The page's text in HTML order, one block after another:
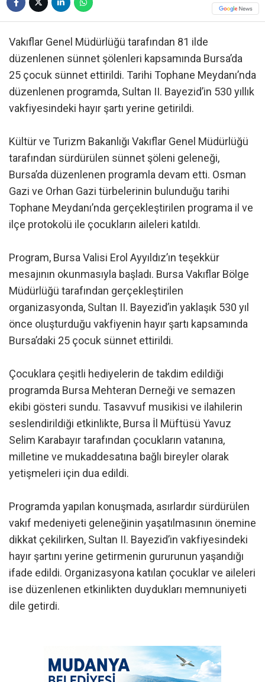
Vakıflar Genel Müdürlüğü tarafından 81 ilde
düzenlenen sünnet şölenleri kapsamında Bursa’da
25 çocuk sünnet ettirildi. Tarihi Tophane Meydanı’nda
düzenlenen programda, Sultan II. Bayezid’in 530 yıllık
vakfiyesindeki hayır şartı yerine getirildi.
Kültür ve Turizm Bakanlığı Vakıflar Genel Müdürlüğü
tarafından sürdürülen sünnet şöleni geleneği,
Bursa’da düzenlenen programla devam etti. Osman
Gazi ve Orhan Gazi türbelerinin bulunduğu tarihi
Tophane Meydanı’nda gerçekleştirilen programa il ve
ilçe protokolü ile çocukların aileleri katıldı.
Program, Bursa Valisi Erol Ayyıldız’ın teşekkür
mesajının okunmasıyla başladı. Bursa Vakıflar Bölge
Müdürlüğü tarafından gerçekleştirilen
organizasyonda, Sultan II. Bayezid’in yaklaşık 530 yıl
önce oluşturduğu vakfiyenin hayır şartı kapsamında
Bursa’daki 25 çocuk sünnet ettirildi.
Çocuklara çeşitli hediyelerin de takdim edildiği
programda Bursa Mehteran Derneği ve semazen
ekibi gösteri sundu. Tasavvuf musikisi ve ilahilerin
seslendirildiği etkinlikte, Bursa İl Müftüsü Yavuz
Selim Karabayır tarafından çocukların vatanına,
milletine ve mukaddesatına bağlı bireyler olarak
yetişmeleri için dua edildi.
Programda yapılan konuşmada, asırlardır sürdürülen
vakıf medeniyeti geleneğinin yaşatılmasının önemine
dikkat çekilirken, Sultan II. Bayezid’in vakfiyesindeki
hayır şartını yerine getirmenin gururunun yaşandığı
ifade edildi. Organizasyona katılan çocuklar ve aileleri
ise düzenlenen etkinlikten duydukları memnuniyeti
dile getirdi.